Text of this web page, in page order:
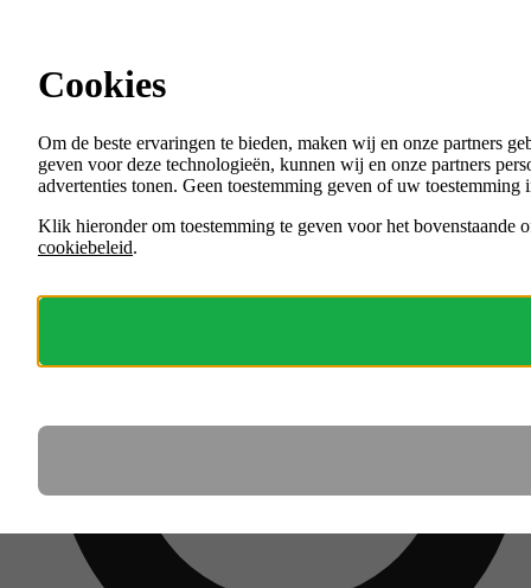
Menu
VACATURES
ORGANISATIES
Cookies
Om de beste ervaringen te bieden, maken wij en onze partners
geven voor deze technologieën, kunnen wij en onze partners
advertenties tonen. Geen toestemming geven of uw
Klik hieronder om toestemming te geven voor het bovenstaande
cookiebeleid.